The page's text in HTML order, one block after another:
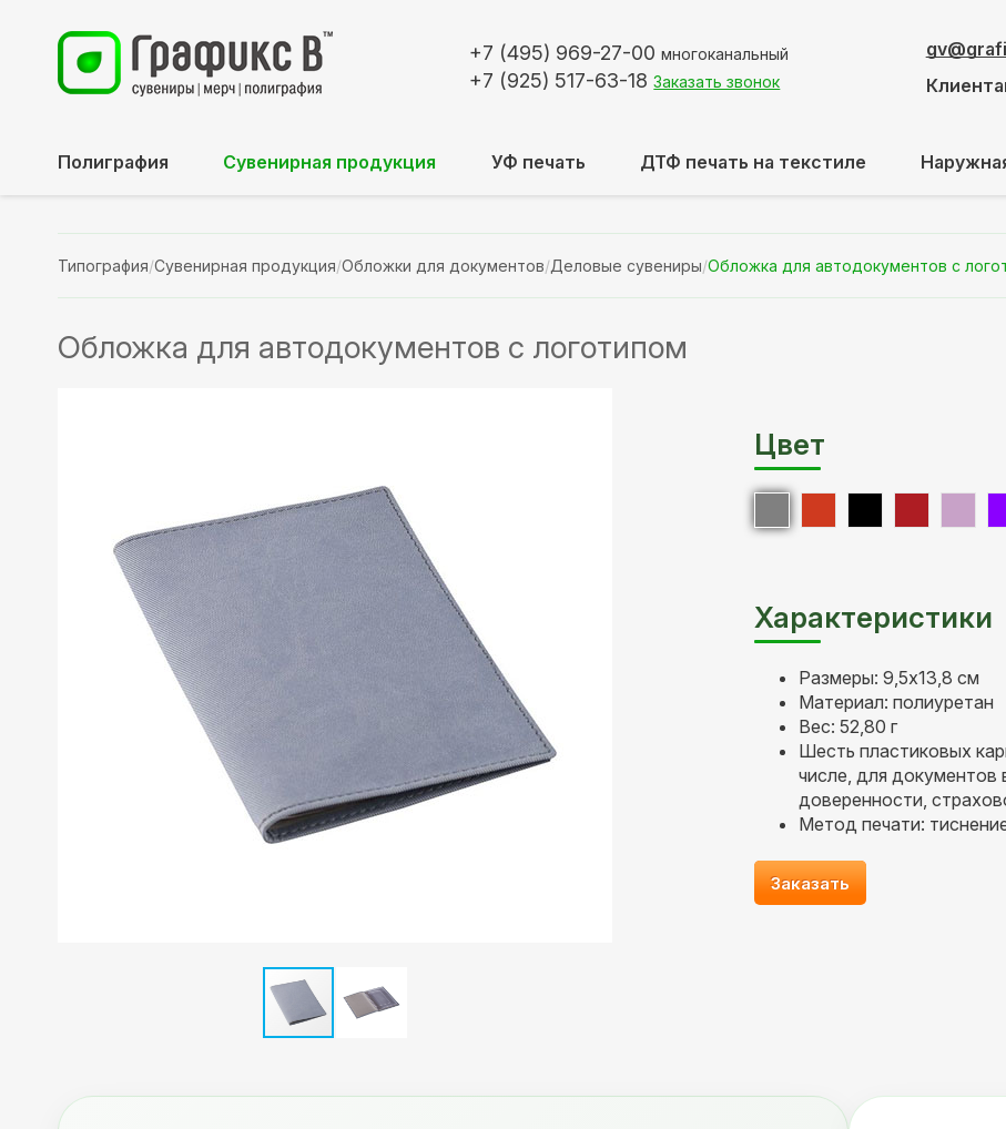
+7 (495) 969-27-00 многоканальный
+7 (925) 517-63-18 Заказать звонок
Полиграфия Сувенирная продукция УФ печать ДТФ печать на текстиле
Типография/Сувенирная продукция/Обложки для документов/Деловые сувениры/Обложка для автодокументов с
Обложка для автодокументов с логотипом
Цвет
Характеристики
Размеры: 9,5х13,8 см
Материал: полиуретан
Вес: 52,80 г
Шесть пластиковых
числе, для документов
доверенности,
Метод печати:
Заказать